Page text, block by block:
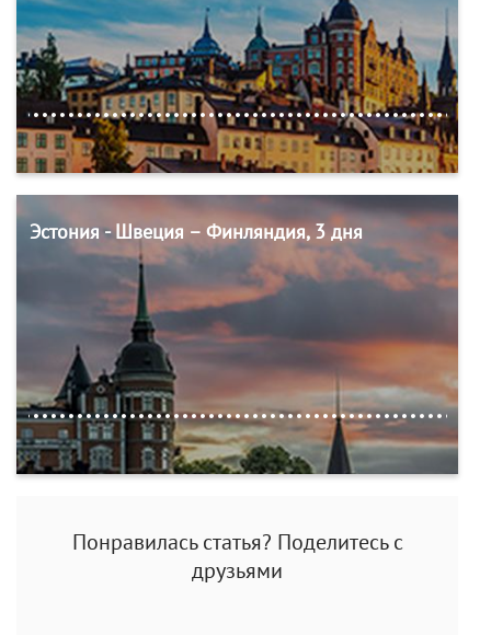
Эстония - Швеция – Финляндия, 3 дня
Понравилась статья? Поделитесь с
друзьями